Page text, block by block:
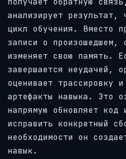
анализирует результат,
цикл обучения. Вместо
записи о произошедшем,
изменяет свою память.
завершается неудачей,
оценивает трассировку
артефакты навыка. Это
напрямую обновляет код
исправить конкретный
необходимости он
навык.